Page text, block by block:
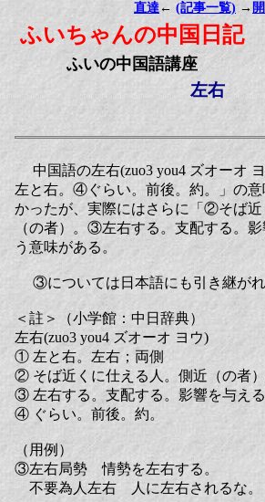
直達 ← (記事一覧) →
ふいちゃんの中国日記
ふいの中国語講座
左右
中国語の左右(zuo3 you4 ズオーオ
左と右。④ぐらい。前後。約。」の
かったが、実際にはさらに「②そば近
（の者）。③左右する。支配する。
う意味がある。
③については日本語にも引き継がれ
＜註＞（小学館：中日辞典）
左右(zuo3 you4 ズオーオ ヨウ)
① 左と右。左右；両側
② そば近くに仕える人。側近（の者）
③ 左右する。支配する。影響を与える
④ ぐらい。前後。約。
（用例）
③左右局勢 情勢を左右する。
不要為人左右 人に左右されるな。